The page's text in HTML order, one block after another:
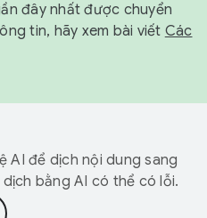
đây nhất được chuyển
tin, hãy xem bài viết Các
AI để dịch nội dung sang
bằng AI có thể có lỗi.